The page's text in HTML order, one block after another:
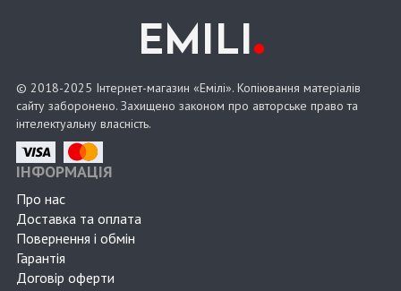
EMILI.
© 2018-2025 Інтернет-магазин «Емілі». Копіювання матеріалів
сайту заборонено. Захищено законом про авторське право та
інтелектуальну власність.
ІНФОРМАЦІЯ
Про нас
Доставка та оплата
Повернення і обмін
Гарантія
Договір оферти